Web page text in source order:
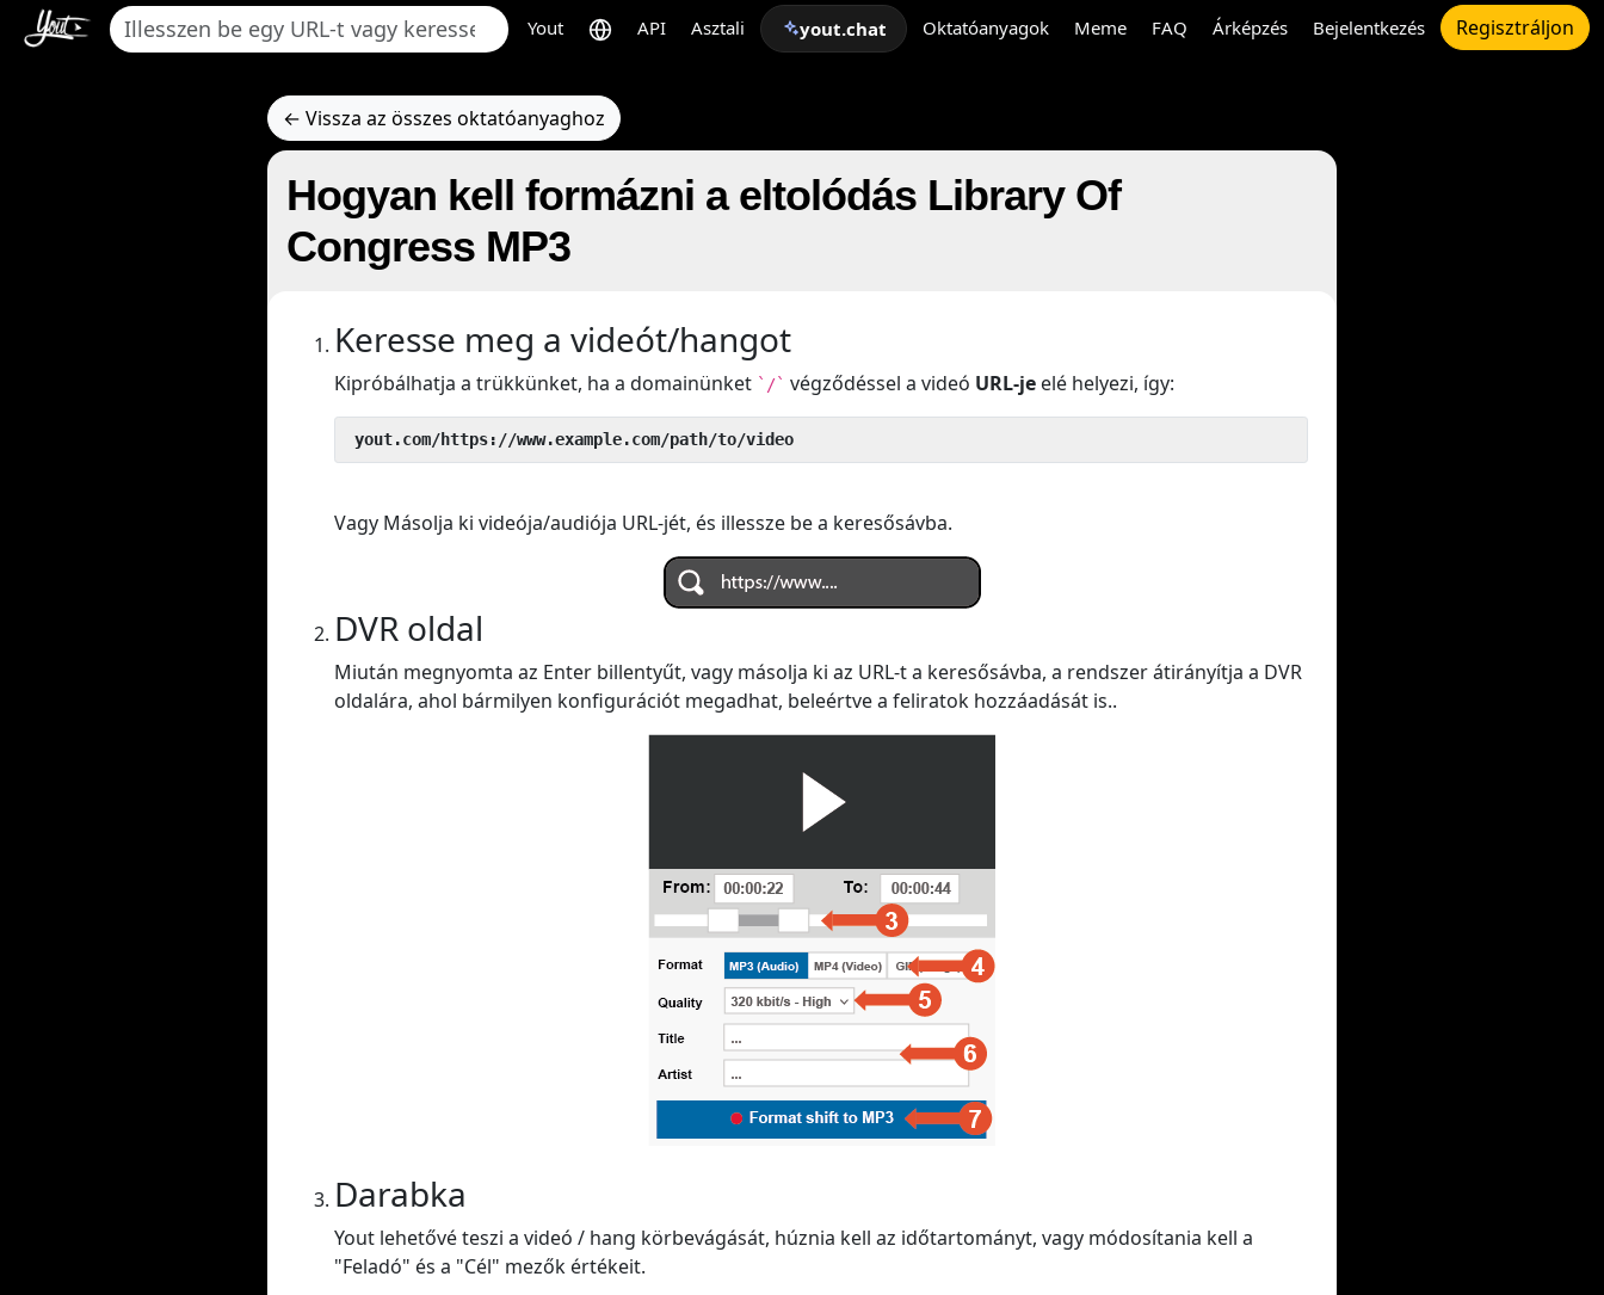
Yout API Asztali yout.chat Oktatóanyagok Meme FAQ Árképzés Bejelentkezés Regisztráljon
← Vissza az összes oktatóanyaghoz
Hogyan kell formázni a eltolódás Library Of
Congress MP3
Keresse meg a videót/hangot
Kipróbálhatja a trükkünket, ha a domainünket `/` végződéssel a videó URL-je elé helyezi, így:
yout.com/https://www.example.com/path/to/video
Vagy Másolja ki videója/audiója URL-jét, és illessze be a keresősávba.
DVR oldal
Miután megnyomta az Enter billentyűt, vagy másolja ki az URL-t a keresősávba, a rendszer átirányítja a DVR
oldalára, ahol bármilyen konfigurációt megadhat, beleértve a feliratok hozzáadását is..
Darabka
Yout lehetővé teszi a videó / hang körbevágását, húznia kell az időtartományt, vagy módosítania kell a
"Feladó" és a "Cél" mezők értékeit.